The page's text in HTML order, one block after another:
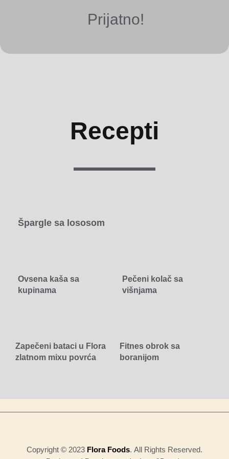
Prijatno!
Recepti
Špargle sa lososom
Ovsena kaša sa
kupinama
Pečeni kolač sa
višnjama
Zapečeni bataci u Flora
zlatnom mixu povrća
Fitnes obrok sa
boranijom
Copyright © 2023 Flora Foods. All Rights Reserved.